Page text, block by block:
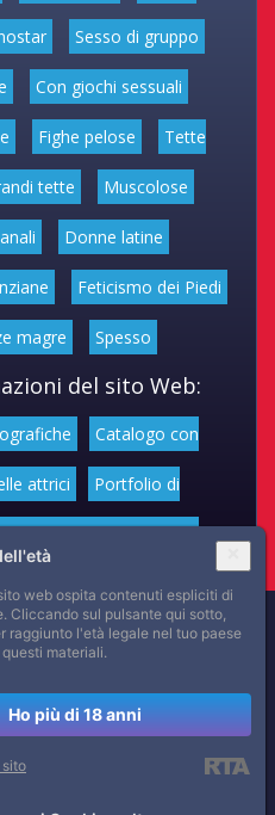
Sesso di gruppo
Con giochi sessuali
Fighe pelose Tette
tette Muscolose
Donne latine
Feticismo dei Piedi
magre Spesso
del sito Web:
Catalogo con
attrici Portfolio di
tutti i membri e le
questo sito hanno almeno 18
anni.
Requirements Compliance
di pubblicare foto, video o
le opportune verifiche al fine
di circolazione e non violare i
esclusivi di terzi. Per segnalare
web ospita contenuti espliciti di
Cliccando sul pulsante qui sotto,
raggiunto l'età legale nel tuo paese
materiali.
Ho più di 18 anni
sito